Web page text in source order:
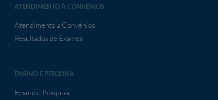
ATENDIMENTO À CONVÊNIOS
Atendimento a Convênios
Resultados de Exames
ENSINO E PESQUISA
Ensino e Pesquisa